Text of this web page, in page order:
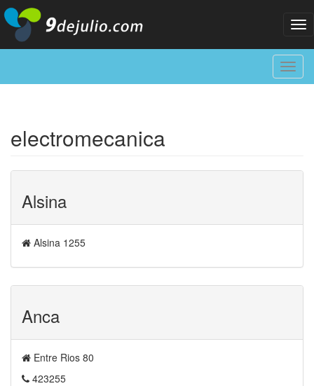
electromecanica
Alsina
Alsina 1255
Anca
Entre Rios 80
423255